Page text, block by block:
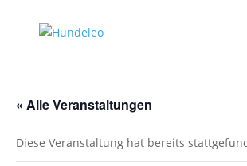
« Alle Veranstaltungen
Diese Veranstaltung hat bereits